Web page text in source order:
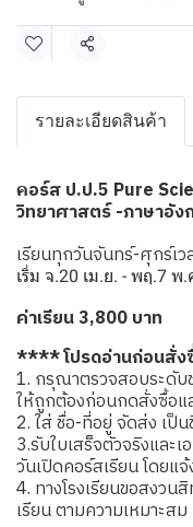
แชร์
รายละเอียดสินค้า
คอร์ส ป.ป.5 Pure
วิทยาศาสตร์ -ภาษาอัง
เรียนทุกวันจันทร์-ศุกร์เ
เริ่ม จ.20 เม.ย. - พฤ.7
ค่าเรียน 3,800 บาท
**** โปรดอ่านก่อนสั่
1. กรุณาตรวจสอบระดับ
ให้ถูกต้องก่อนกดสั่งซื้อแ
2. ใส่ ชื่อ-ที่อยู่ จัดส่ง เป็
3.รับใบเสร็จตัวจริงและ
วันเปิดคอร์สเรียน โดยแ
4. ทางโรงเรียนขอสงวน
เรียน ตามความเหมาะสม